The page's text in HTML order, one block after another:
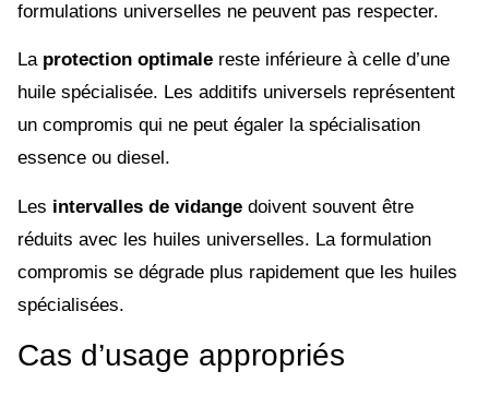
formulations universelles ne peuvent pas respecter.
La protection optimale reste inférieure à celle d’une
huile spécialisée. Les additifs universels représentent
un compromis qui ne peut égaler la spécialisation
essence ou diesel.
Les intervalles de vidange doivent souvent être
réduits avec les huiles universelles. La formulation
compromis se dégrade plus rapidement que les huiles
spécialisées.
Cas d’usage appropriés